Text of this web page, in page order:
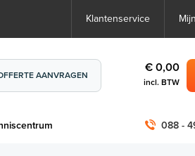
Klantenservice
AANVRAGEN
€ 0,00
incl. BTW
088 -